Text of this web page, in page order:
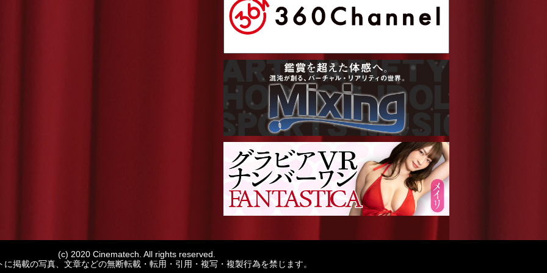
(c) 2020 Cinematech. All rights reserved.
に掲載の写真、文章などの無断転載・転用・引用・複写・複製行為を禁じます。